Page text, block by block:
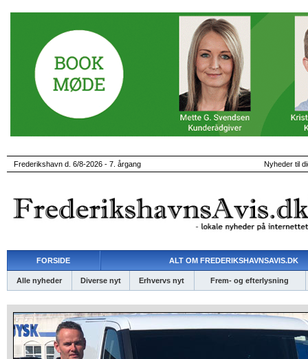
Frederikshavn d. 6/8-2026 - 7. årgang Nyheder til
FORSIDE ALT OM FREDERIKSHAVNSAVIS.DK
Alle nyheder Diverse nyt Erhvervs nyt Frem- og efterlysning